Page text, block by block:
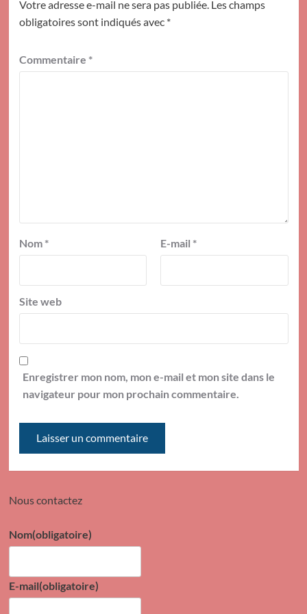
Votre adresse e-mail ne sera pas publiée. Les champs
obligatoires sont indiqués avec *
Commentaire *
Nom * E-mail *
Site web
Enregistrer mon nom, mon e-mail et mon site dans le
navigateur pour mon prochain commentaire.
Nous contactez
Nom(obligatoire)
E-mail(obligatoire)